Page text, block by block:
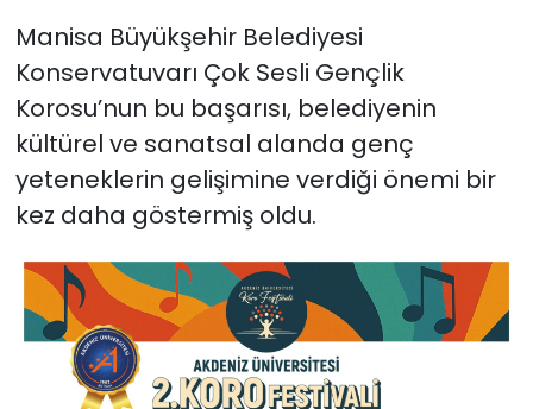
Manisa Büyükşehir Belediyesi
Konservatuvarı Çok Sesli Gençlik
Korosu’nun bu başarısı, belediyenin
kültürel ve sanatsal alanda genç
yeteneklerin gelişimine verdiği önemi bir
kez daha göstermiş oldu.